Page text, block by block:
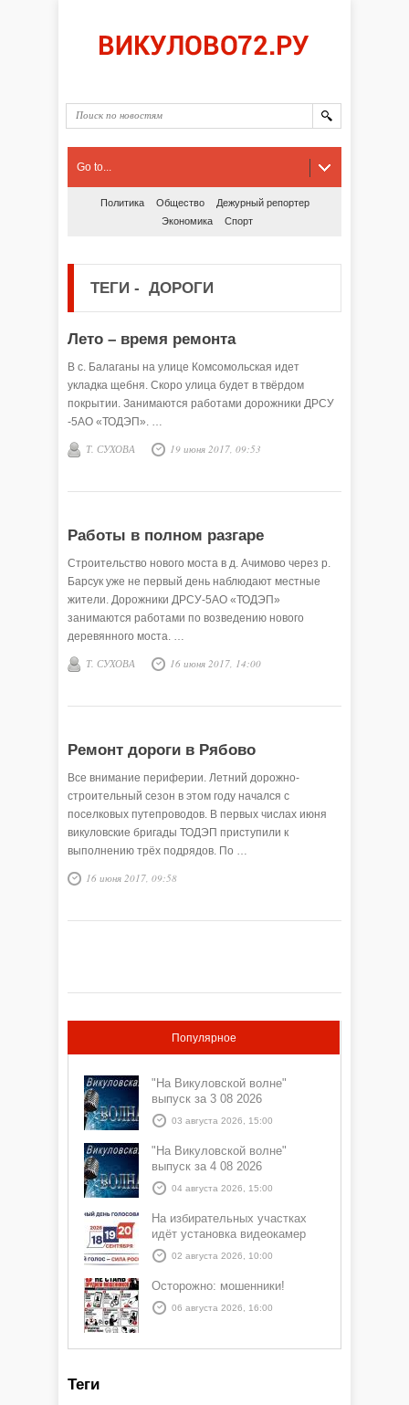
Go to...
Политика Общество
Дежурный репортер
Экономика
Спорт
ТЕГИ - ДОРОГИ
Лето – время ремонта
В с. Балаганы на улице Комсомольская идет
укладка щебня. Скоро улица будет в твёрдом
покрытии. Занимаются работами дорожники ДРСУ
-5АО «ТОДЭП». …
Т. СУХОВА 19 июня 2017, 09:53
Работы в полном разгаре
Строительство нового моста в д. Ачимово через р.
Барсук уже не первый день наблюдают местные
жители. Дорожники ДРСУ-5АО «ТОДЭП»
занимаются работами по возведению нового
деревянного моста. …
Т. СУХОВА 16 июня 2017, 14:00
Ремонт дороги в Рябово
Все внимание периферии. Летний дорожно-
строительный сезон в этом году начался с
поселковых путепроводов. В первых числах июня
викуловские бригады ТОДЭП приступили к
выполнению трёх подрядов. По …
16 июня 2017, 09:58
Популярное
"На Викуловской волне"
выпуск за 3 08 2026
03 августа 2026, 15:00
"На Викуловской волне"
выпуск за 4 08 2026
04 августа 2026, 15:00
На избирательных участках
идёт установка видеокамер
02 августа 2026, 10:00
Осторожно: мошенники!
06 августа 2026, 16:00
Теги